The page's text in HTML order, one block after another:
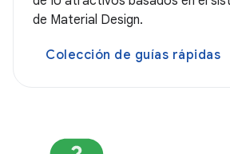
de Material Design.
Colección de guías rápidas